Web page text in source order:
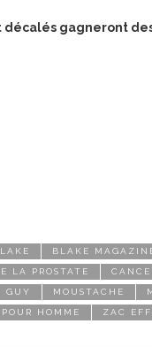
décalés gagneront
BLAKE
LA PROSTATE
GUY MOUSTACHE
HOMME ZAC